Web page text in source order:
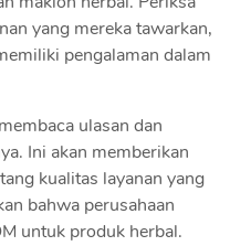
yang mereka tawarkan,
pengalaman dalam
ulasan dan
Ini akan memberikan
kualitas layanan yang
bahwa perusahaan
untuk produk herbal.